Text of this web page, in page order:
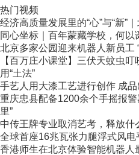
热门视频
经济高质量发展里的“心”与“新”
同心坐标｜百年蒙藏学校，何以
北京多家公园迎来机器人新员工
【百万庄小课堂】三伏天蚊虫
用“土法”
手艺人用大漆工艺进行创作 成
重庆忠县配备1200余个手摇报
里”
中传王牌专业取消艺考，释放什
全球首座16兆瓦张力腿浮式风电
香港师生在北京体验智能机器人